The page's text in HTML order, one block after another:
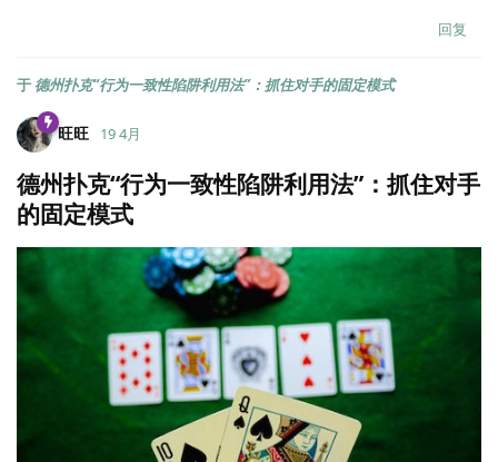
回复
于 德州扑克“行为一致性陷阱利用法”：抓住对手的固定模式
旺旺 19 4月
德州扑克“行为一致性陷阱利用法”：抓住对手
的固定模式